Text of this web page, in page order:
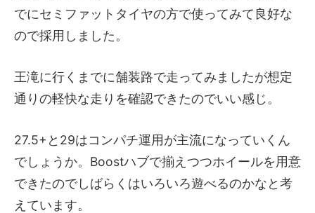
でにセミファットタイヤの方で使ってみて良好な
ので採用しました。
王滝に行くまでに舗装路で走ってみましたが想定
通りの軽快な走りを確認できたのでいい感じ。
27.5+と29はコンパチ運用が主流になっていくん
でしょうか。Boostハブで揃えつつホイールを用意
できたのでしばらくはいろいろ遊べるのかなと考
えています。